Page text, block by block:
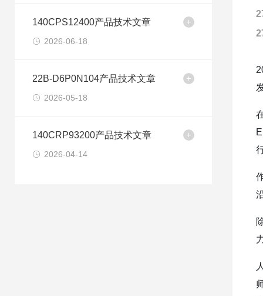
140CPS12400产品技术文章
2026-06-18
22B-D6P0N104产品技术文章
2026-05-18
140CRP93200产品技术文章
2026-04-14